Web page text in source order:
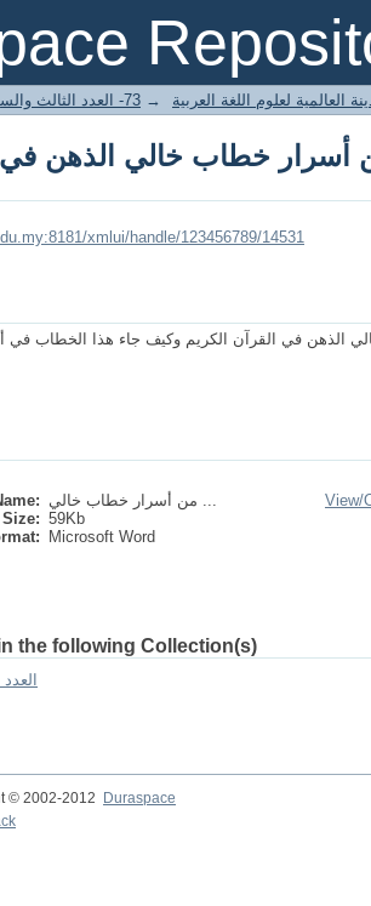
أسرار خطاب خالي الذهن في
العالمية لعلوم اللغة العربية → 73- العدد الثالث والسبعون
أسرار خطاب خالي الذهن في
xmlui/handle/123456789/14531
في القرآن الكريم وكيف جاء هذا الخطاب في
من أسرار خطاب خالي ...
Size: 59Kb
Microsoft Word
View/
the following Collection(s)
73-
© 2002-2012
Duraspace